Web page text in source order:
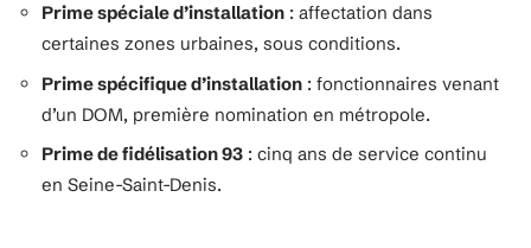
Prime spéciale d’installation : affectation dans
certaines zones urbaines, sous conditions.
Prime spécifique d’installation : fonctionnaires venant
d’un DOM, première nomination en métropole.
Prime de fidélisation 93 : cinq ans de service continu
en Seine-Saint-Denis.